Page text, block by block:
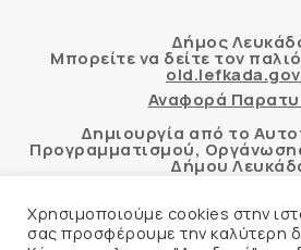
Δήμος
Μπορείτε να δείτε τον
Αναφορά
Δημιουργία από το
Προγραμματισμού,
Δήμου
Χρησιμοποιούμε cookies στην
σας προσφέρουμε την καλύτερη